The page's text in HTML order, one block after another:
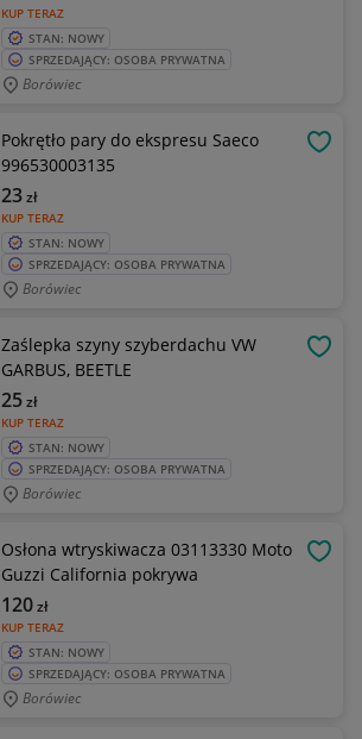
KUP TERAZ
STAN: NOWY
SPRZEDAJĄCY: OSOBA PRYWATNA
Borówiec
Pokrętło pary do ekspresu Saeco
996530003135
KUP TERAZ
23zł
STAN: NOWY
SPRZEDAJĄCY: OSOBA PRYWATNA
Borówiec
Zaślepka szyny szyberdachu VW
GARBUS, BEETLE
KUP TERAZ
25zł
STAN: NOWY
SPRZEDAJĄCY: OSOBA PRYWATNA
Borówiec
Osłona wtryskiwacza 03113330 Moto
Guzzi California pokrywa
KUP TERAZ
120zł
STAN: NOWY
SPRZEDAJĄCY: OSOBA PRYWATNA
Borówiec